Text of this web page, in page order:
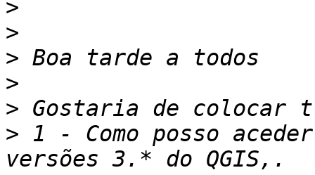
>
>
>
>
>
> 1 - Como posso